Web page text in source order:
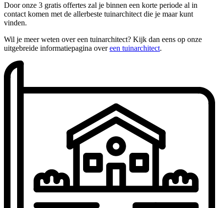
Door onze 3 gratis offertes zal je binnen een korte periode al in
contact komen met de allerbeste tuinarchitect die je maar kunt
vinden.
Wil je meer weten over een tuinarchitect? Kijk dan eens op onze
uitgebreide informatiepagina overeen tuinarchitect.